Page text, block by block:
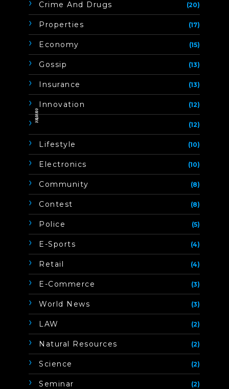
Crime And Drugs (20)
Properties (17)
Economy (15)
Gossip (13)
Insurance (13)
Innovation (12)
(12)
Lifestyle (10)
Electronics (10)
Community (8)
Contest (8)
Police (5)
E-Sports (4)
Retail (4)
E-Commerce (3)
World News (3)
LAW (2)
Natural Resources (2)
Science (2)
Seminar (2)